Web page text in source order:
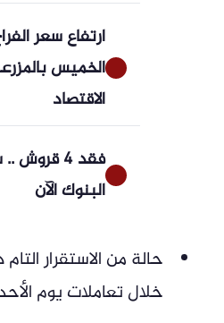
ارتفاع سعر
الخميس
الاقتصاد
فقد 4
البنوك الآن
حالة من الاستقرار
خلال تعاملات يوم